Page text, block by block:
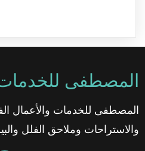
المصطفى للخدمات
المصطفى للخدمات والأعمال
والاستراحات وملاحق الفلل